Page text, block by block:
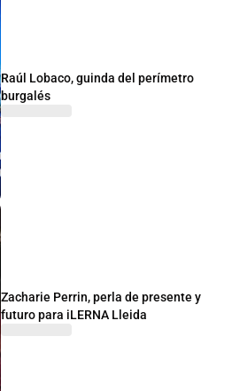
Raúl Lobaco, guinda del perímetro
burgalés
Zacharie Perrin, perla de presente y
futuro para iLERNA Lleida